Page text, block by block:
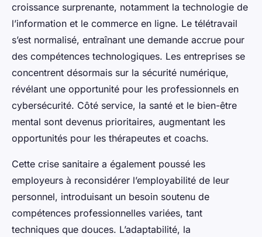
croissance surprenante, notamment la technologie de
l’information et le commerce en ligne. Le télétravail
s’est normalisé, entraînant une demande accrue pour
des compétences technologiques. Les entreprises se
concentrent désormais sur la sécurité numérique,
révélant une opportunité pour les professionnels en
cybersécurité. Côté service, la santé et le bien-être
mental sont devenus prioritaires, augmentant les
opportunités pour les thérapeutes et coachs.
Cette crise sanitaire a également poussé les
employeurs à reconsidérer l’employabilité de leur
personnel, introduisant un besoin soutenu de
compétences professionnelles variées, tant
techniques que douces. L’adaptabilité, la